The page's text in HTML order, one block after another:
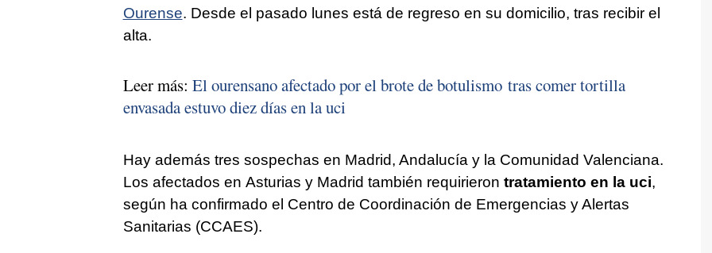
Ourense. Desde el pasado lunes está de regreso en su domicilio, tras recibir el
alta.
Leer más: El ourensano afectado por el brote de botulismo tras comer tortilla
envasada estuvo diez días en la uci
Hay además tres sospechas en Madrid, Andalucía y la Comunidad Valenciana.
Los afectados en Asturias y Madrid también requirieron tratamiento en la uci,
según ha confirmado el Centro de Coordinación de Emergencias y Alertas
Sanitarias (CCAES).